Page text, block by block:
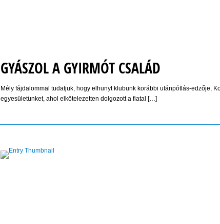
GYÁSZOL A GYIRMÓT CSALÁD
Mély fájdalommal tudatjuk, hogy elhunyt klubunk korábbi utánpótlás-edzője,
egyesületünket, ahol elkötelezetten dolgozott a fiatal […]